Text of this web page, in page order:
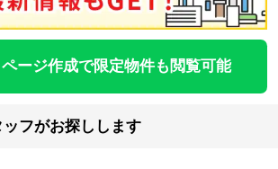
ージ作成で限定物件も閲覧可能
フがお探しします